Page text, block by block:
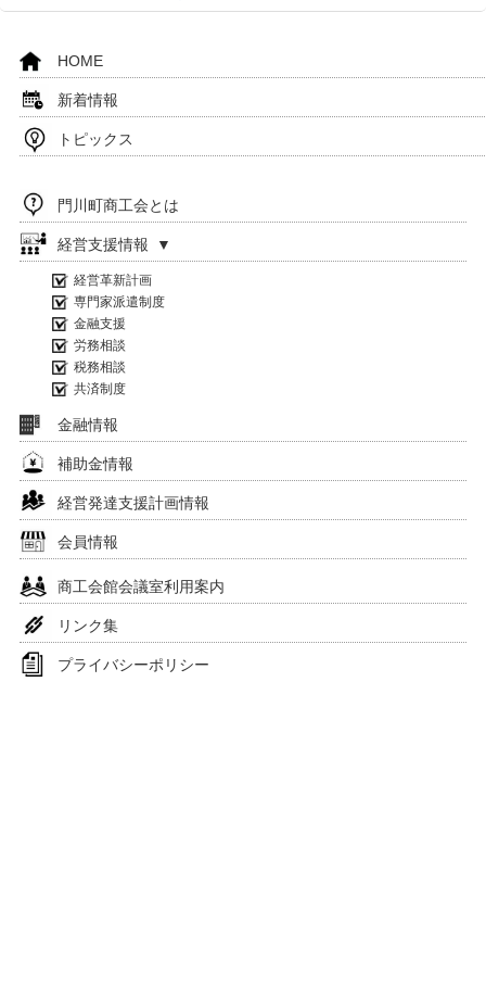
HOME
新着情報
トピックス
門川町商工会とは
経営支援情報 ▼
経営革新計画
専門家派遣制度
金融支援
労務相談
税務相談
共済制度
金融情報
補助金情報
経営発達支援計画情報
会員情報
商工会館会議室利用案内
リンク集
プライバシーポリシー